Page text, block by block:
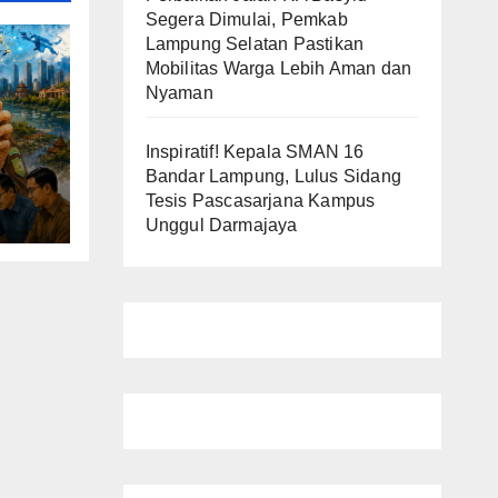
Segera Dimulai, Pemkab
Lampung Selatan Pastikan
Mobilitas Warga Lebih Aman dan
Nyaman
Inspiratif! Kepala SMAN 16
Bandar Lampung, Lulus Sidang
Tesis Pascasarjana Kampus
Unggul Darmajaya